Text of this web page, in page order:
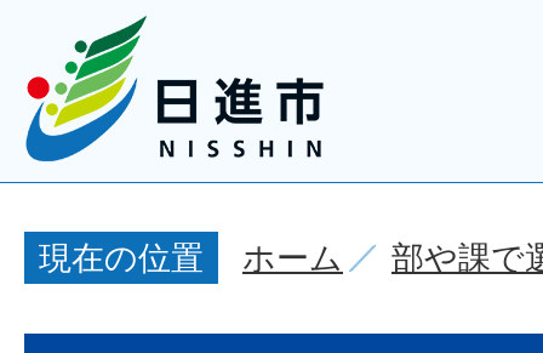
現在の位置 ホーム 部や課で